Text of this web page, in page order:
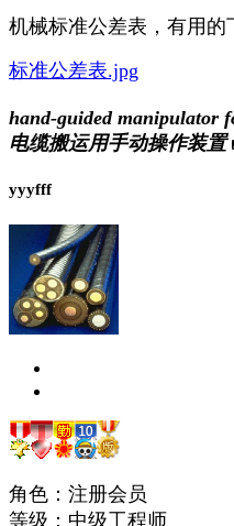
机械标准公差表，有用的
标准公差表.jpg
hand-guided manipulator
电缆搬运用手动操作装置
yyyfff
角色：注册会员
等级：中级工程师